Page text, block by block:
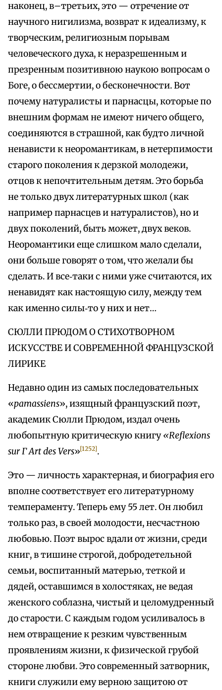
наконец, в–третьих, это — отречение от
научного нигилизма, возврат к идеализму, к
творческим, религиозным порывам
человеческого духа, к неразрешенным и
презренным позитивною наукою вопросам о
Боге, о бессмертии, о бесконечности. Вот
почему натуралисты и парнасцы, которые по
внешним формам не имеют ничего общего,
соединяются в страшной, как будто личной
ненависти к неоромантикам, в нетерпимости
старого поколения к дерзкой молодежи,
отцов к непочтительным детям. Это борьба
не только двух литературных школ (как
например парнасцев и натуралистов), но и
двух поколений, быть может, двух веков.
Неоромантики еще слишком мало сделали,
они больше говорят о том, что желали бы
сделать. И все‑таки с ними уже считаются, их
ненавидят как настоящую силу, между тем
как именно силы‑то у них и нет…
СЮЛЛИ ПРЮДОМ О СТИХОТВОРНОМ
ИСКУССТВЕ И СОВРЕМЕННОЙ ФРАНЦУЗСКОЙ
ЛИРИКЕ
Недавно один из самых последовательных
«pamassiens», изящный французский поэт,
академик Сюлли Прюдом, издал очень
любопытную критическую книгу«Reflexions
sur Г Art des Vers»[1252].
Это — личность характерная, и биография его
вполне соответствует его литературному
темпераменту. Теперь ему 55 лет. Он любил
только раз, в своей молодости, несчастною
любовью. Поэт вырос вдали от жизни, среди
книг, в тишине строгой, добродетельной
семьи, воспитанный матерью, теткой и
дядей, оставшимся в холостяках, не ведая
женского соблазна, чистый и целомудренный
до старости. С каждым годом усиливалось в
нем отвращение к резким чувственным
проявлениям жизни, к физической грубой
стороне любви. Это современный затворник,
книги служили ему верною защитою от